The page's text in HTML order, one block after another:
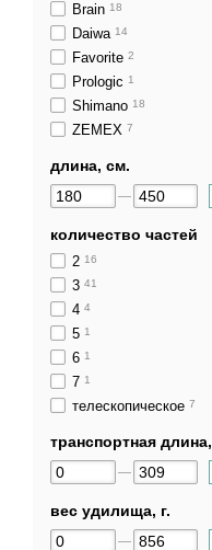
Brain 18
Daiwa 14
Favorite 2
Prologic 1
Shimano 18
ZEMEX 7
длина, cм.
количество частей
2 16
3 41
4 4
5 1
6 1
7 1
телескопическое 7
транспортная
вес удилища, г.